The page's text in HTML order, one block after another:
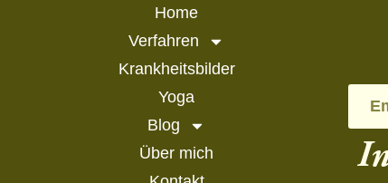
Home
Verfahren
Krankheitsbilder
Yoga
Blog
Über mich